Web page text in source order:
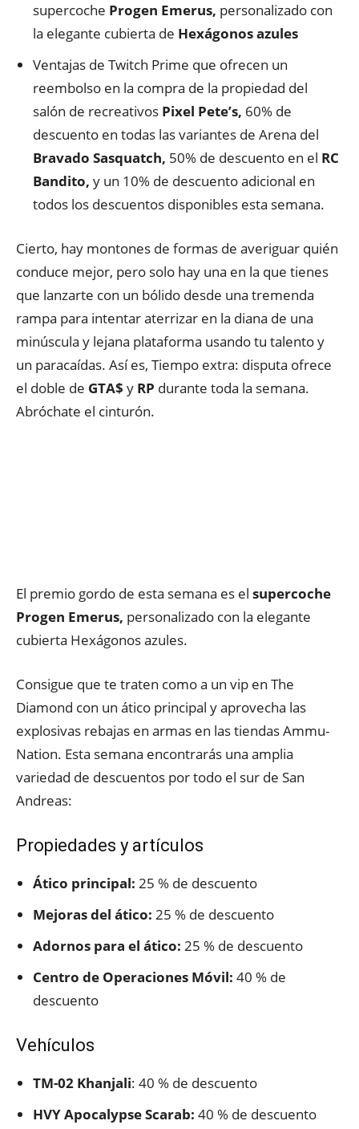
supercoche Progen Emerus, personalizado con
la elegante cubierta de Hexágonos azules
Ventajas de Twitch Prime que ofrecen un
reembolso en la compra de la propiedad del
salón de recreativos Pixel Pete’s, 60% de
descuento en todas las variantes de Arena del
Bravado Sasquatch, 50% de descuento en el RC
Bandito, y un 10% de descuento adicional en
todos los descuentos disponibles esta semana.
Cierto, hay montones de formas de averiguar quién
conduce mejor, pero solo hay una en la que tienes
que lanzarte con un bólido desde una tremenda
rampa para intentar aterrizar en la diana de una
minúscula y lejana plataforma usando tu talento y
un paracaídas. Así es, Tiempo extra: disputa ofrece
el doble de GTA$ y RP durante toda la semana.
Abróchate el cinturón.
El premio gordo de esta semana es el supercoche
Progen Emerus, personalizado con la elegante
cubierta Hexágonos azules.
Consigue que te traten como a un vip en The
Diamond con un ático principal y aprovecha las
explosivas rebajas en armas en las tiendas Ammu-
Nation. Esta semana encontrarás una amplia
variedad de descuentos por todo el sur de San
Andreas:
Propiedades y artículos
Ático principal: 25 % de descuento
Mejoras del ático: 25 % de descuento
Adornos para el ático: 25 % de descuento
Centro de Operaciones Móvil: 40 % de
descuento
Vehículos
TM-02 Khanjali: 40 % de descuento
HVY Apocalypse Scarab: 40 % de descuento